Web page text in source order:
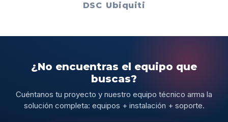
DSC Ubiquiti
¿No encuentras el equipo que
buscas?
Cuéntanos tu proyecto y nuestro equipo técnico arma la
solución completa: equipos + instalación + soporte.